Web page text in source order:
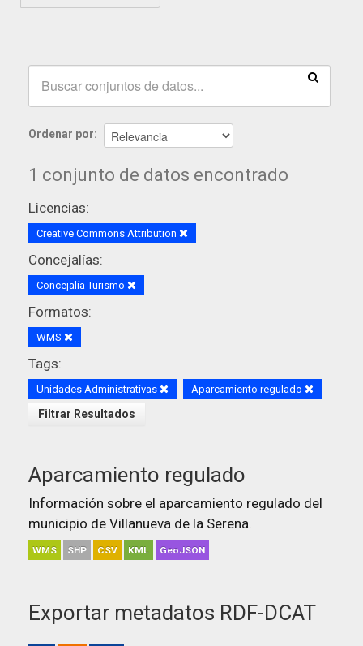
Ordenar por
1 conjunto de datos encontrado
Licencias:
Creative Commons Attribution
Concejalías:
Concejalía Turismo
Formatos:
WMS
Tags:
Unidades Administrativas Aparcamiento regulado
Filtrar Resultados
Aparcamiento regulado
Información sobre el aparcamiento regulado del
municipio de Villanueva de la Serena.
WMS SHP CSV KML GeoJSON
Exportar metadatos RDF-DCAT